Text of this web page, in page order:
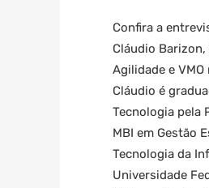
Confira a
Cláudio Barizon,
Agilidade e VMO
Cláudio é
Tecnologia pela
MBI em Gestão
Tecnologia da
Universidade